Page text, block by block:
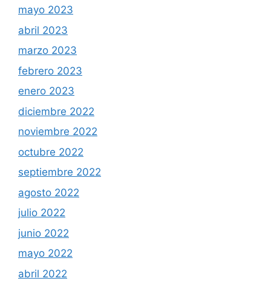
mayo 2023
abril 2023
marzo 2023
febrero 2023
enero 2023
diciembre 2022
noviembre 2022
octubre 2022
septiembre 2022
agosto 2022
julio 2022
junio 2022
mayo 2022
abril 2022